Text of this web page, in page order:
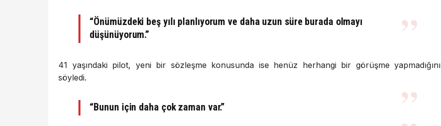
“Önümüzdeki beş yılı planlıyorum ve daha uzun süre burada olmayı
düşünüyorum.”
41 yaşındaki pilot, yeni bir sözleşme konusunda ise henüz herhangi bir görüşme yapmadığını
söyledi.
“Bunun için daha çok zaman var.”